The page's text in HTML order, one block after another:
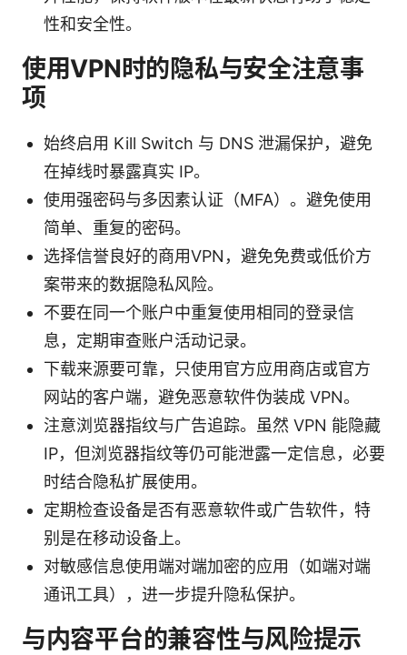
性和安全性。
使用VPN时的隐私与安全注意事
项
始终启用 Kill Switch 与 DNS 泄漏保护，避免
在掉线时暴露真实 IP。
使用强密码与多因素认证（MFA）。避免使用
简单、重复的密码。
选择信誉良好的商用VPN，避免免费或低价方
案带来的数据隐私风险。
不要在同一个账户中重复使用相同的登录信
息，定期审查账户活动记录。
下载来源要可靠，只使用官方应用商店或官方
网站的客户端，避免恶意软件伪装成 VPN。
注意浏览器指纹与广告追踪。虽然 VPN 能隐藏
IP，但浏览器指纹等仍可能泄露一定信息，必要
时结合隐私扩展使用。
定期检查设备是否有恶意软件或广告软件，特
别是在移动设备上。
对敏感信息使用端对端加密的应用（如端对端
通讯工具），进一步提升隐私保护。
与内容平台的兼容性与风险提示